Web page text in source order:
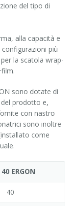
del tipo di
alla capacità e
più
la scatola wrap-
sono dotate di
prodotto e,
con nastro
sono inoltre
come
ERGON
40